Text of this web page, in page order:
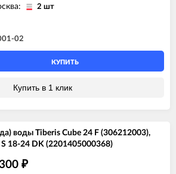
2 шт
02
КУПИТЬ
Купить в 1 клик
воды Tiberis Cube 24 F (306212003),
S 18-24 DK (2201405000368)
₽